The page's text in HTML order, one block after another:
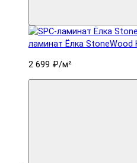
ламинат Ëлка StoneWood
2 699 ₽/м²